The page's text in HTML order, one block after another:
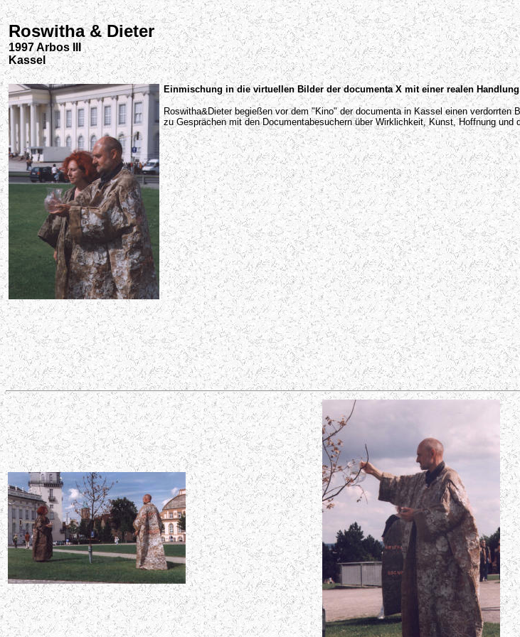
Roswitha & Dieter
1997 Arbos III
Kassel
Einmischung in die virtuellen Bilder der documenta X mit einer realen Handlung
Roswitha&Dieter begießen vor dem "Kino" der documenta in Kassel einen
zu Gesprächen mit den Documentabesuchern über Wirklichkeit, Kunst, Hoffnung und